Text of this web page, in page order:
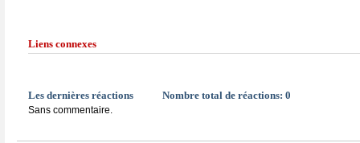
Liens connexes
Les dernières réactions Nombre total de réactions: 0
Sans commentaire.